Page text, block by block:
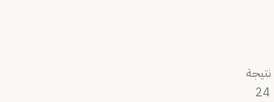
24